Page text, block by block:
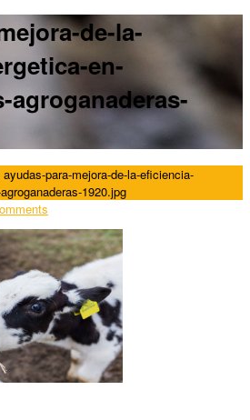
de-la-
en-
agroganaderas-
ayudas-para-mejora-de-la-eficiencia-
1920.jpg